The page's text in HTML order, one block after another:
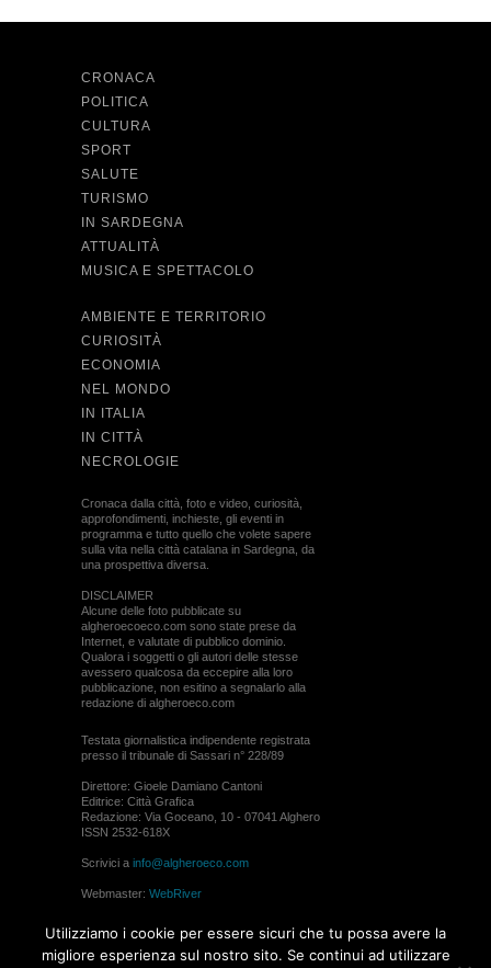
CRONACA
POLITICA
CULTURA
SPORT
SALUTE
TURISMO
IN SARDEGNA
ATTUALITÀ
MUSICA E SPETTACOLO
AMBIENTE E TERRITORIO
CURIOSITÀ
ECONOMIA
NEL MONDO
IN ITALIA
IN CITTÀ
NECROLOGIE
Cronaca dalla città, foto e video, curiosità,
approfondimenti, inchieste, gli eventi in
programma e tutto quello che volete sapere
sulla vita nella città catalana in Sardegna, da
una prospettiva diversa.
DISCLAIMER
Alcune delle foto pubblicate su
algheroecoeco.com sono state prese da
Internet, e valutate di pubblico dominio.
Qualora i soggetti o gli autori delle stesse
avessero qualcosa da eccepire alla loro
pubblicazione, non esitino a segnalarlo alla
redazione di algheroeco.com
Testata giornalistica indipendente registrata
presso il tribunale di Sassari n° 228/89
Direttore: Gioele Damiano Cantoni
Editrice: Città Grafica
Redazione: Via Goceano, 10 - 07041 Alghero
ISSN 2532-618X
Scrivici a info@algheroeco.com
Webmaster: WebRiver
permesso di algheroeco.com
Utilizziamo i cookie per essere sicuri che tu possa avere la
migliore esperienza sul nostro sito. Se continui ad utilizzare